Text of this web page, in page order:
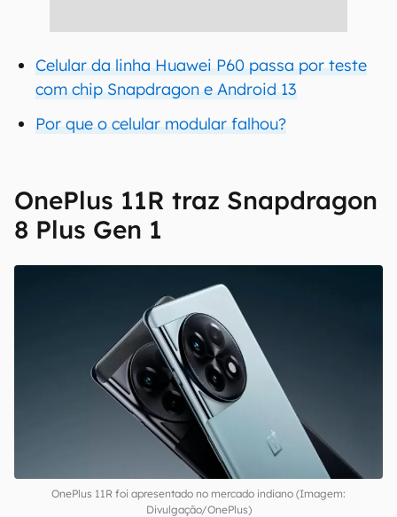
Celular da linha Huawei P60 passa por teste
com chip Snapdragon e Android 13
Por que o celular modular falhou?
OnePlus 11R traz Snapdragon
8 Plus Gen 1
OnePlus 11R foi apresentado no mercado indiano (Imagem:
Divulgação/OnePlus)